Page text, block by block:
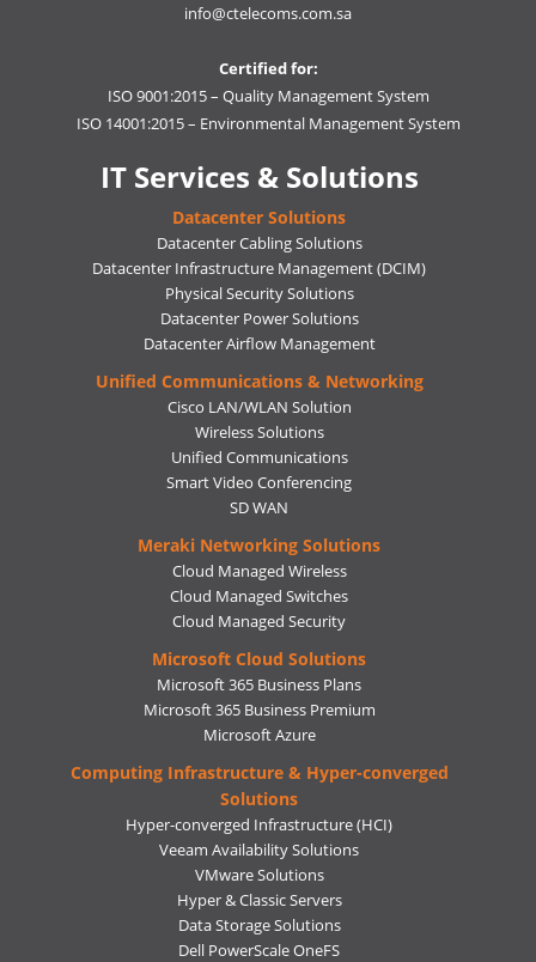
info@ctelecoms.com.sa
Certified for:
ISO 9001:2015 – Quality Management System
ISO 14001:2015 – Environmental Management System
IT Services & Solutions
Datacenter Solutions
Datacenter Cabling Solutions
Datacenter Infrastructure Management (DCIM)
Physical Security Solutions
Datacenter Power Solutions
Datacenter Airflow Management
Unified Communications & Networking
Cisco LAN/WLAN Solution
Wireless Solutions
Unified Communications
Smart Video Conferencing
SD WAN
Meraki Networking Solutions
Cloud Managed Wireless
Cloud Managed Switches
Cloud Managed Security
Microsoft Cloud Solutions
Microsoft 365 Business Plans
Microsoft 365 Business Premium
Microsoft Azure
Computing Infrastructure & Hyper-converged
Solutions
Hyper-converged Infrastructure (HCI)
Veeam Availability Solutions
VMware Solutions
Hyper & Classic Servers
Data Storage Solutions
Dell PowerScale OneFS